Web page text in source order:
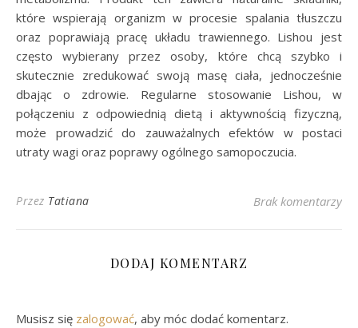
które wspierają organizm w procesie spalania tłuszczu
oraz poprawiają pracę układu trawiennego. Lishou jest
często wybierany przez osoby, które chcą szybko i
skutecznie zredukować swoją masę ciała, jednocześnie
dbając o zdrowie. Regularne stosowanie Lishou, w
połączeniu z odpowiednią dietą i aktywnością fizyczną,
może prowadzić do zauważalnych efektów w postaci
utraty wagi oraz poprawy ogólnego samopoczucia.
Przez Tatiana Brak komentarzy
DODAJ KOMENTARZ
Musisz się zalogować, aby móc dodać komentarz.